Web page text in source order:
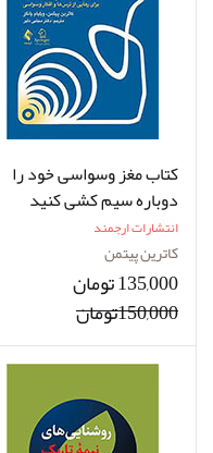
کتاب مغز وسواسی خود را
دوباره سیم کشی کنید
انتشارات ارجمند
کاترین پیتمن
135,000 تومان
150,000تومان